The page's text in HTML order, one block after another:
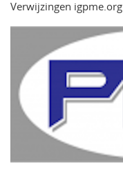
Verwijzingen igpme.org